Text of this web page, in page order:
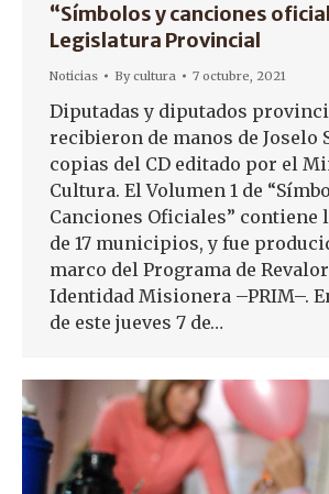
“Símbolos y canciones
Legislatura Provincial
Noticias Bycultura 7 octubre, 2021
Diputadas y diputados
recibieron de manos de Joselo
copias del CD editado por el
Cultura. El Volumen 1 de
Canciones Oficiales” contiene
de 17 municipios, y fue
marco del Programa de
Identidad Misionera –PRIM–.
de este jueves 7 de…